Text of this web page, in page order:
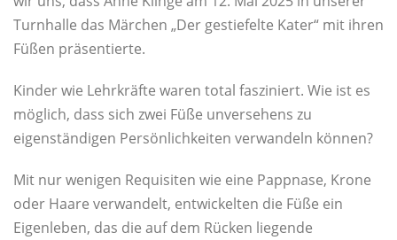
Turnhalle das Märchen „Der gestiefelte Kater“ mit ihren
Füßen präsentierte.
Kinder wie Lehrkräfte waren total fasziniert. Wie ist es
möglich, dass sich zwei Füße unversehens zu
eigenständigen Persönlichkeiten verwandeln können?
Mit nur wenigen Requisiten wie eine Pappnase, Krone
oder Haare verwandelt, entwickelten die Füße ein
Eigenleben, das die auf dem Rücken liegende